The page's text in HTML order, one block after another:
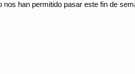
han permitido pasar este fin de